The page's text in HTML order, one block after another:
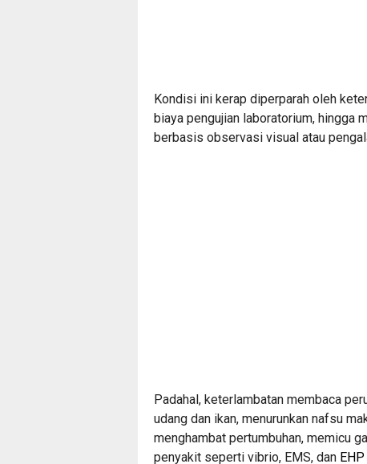
Kondisi ini kerap diperparah oleh
biaya pengujian laboratorium, hingga
berbasis observasi visual atau
Padahal, keterlambatan membaca
udang dan ikan, menurunkan nafsu
menghambat pertumbuhan, memicu
penyakit seperti vibrio, EMS, dan EHP